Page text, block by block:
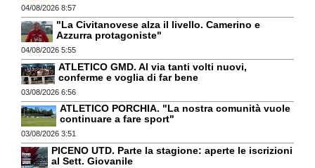
04/08/2026 8:57
"La Civitanovese alza il livello. Camerino e
Azzurra protagoniste"
04/08/2026 5:55
ATLETICO GMD. Al via tanti volti nuovi,
conferme e voglia di far bene
03/08/2026 6:56
ATLETICO PORCHIA. "La nostra comunità vuole
continuare a fare sport"
03/08/2026 3:51
PICENO UTD. Parte la stagione: aperte le iscrizioni
al Sett. Giovanile